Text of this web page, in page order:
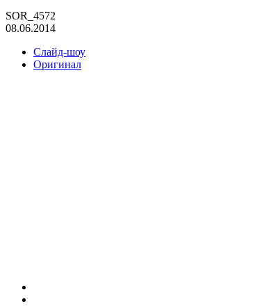
SOR_4572
08.06.2014
Слайд-шоу
Оригинал